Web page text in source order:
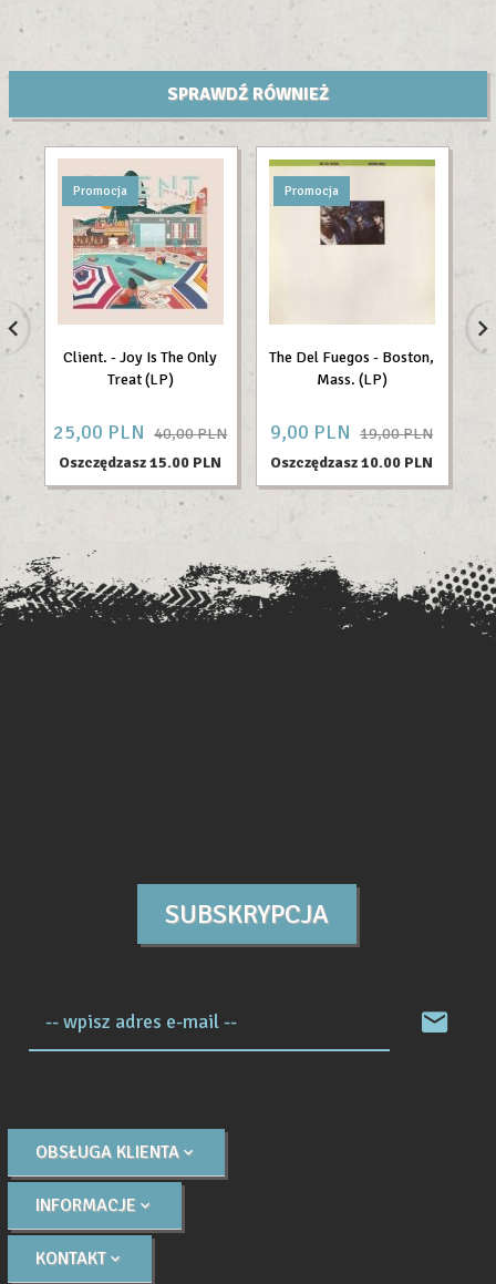
SPRAWDŹ RÓWNIEŻ
Promocja
Client. - Joy Is The Only
Treat (LP)
25,00 PLN 40,00 PLN
Oszczędzasz 15.00 PLN
Promocja
The Del Fuegos - Boston,
Mass. (LP)
9,00 PLN 19,00 PLN
Oszczędzasz 10.00 PLN
SUBSKRYPCJA
-- wpisz adres e-mail --
OBSŁUGA KLIENTA
INFORMACJE
KONTAKT